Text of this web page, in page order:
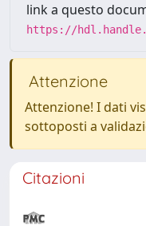
link a questo
https://
Attenzione
Attenzione! I dati
sottoposti a
Citazioni